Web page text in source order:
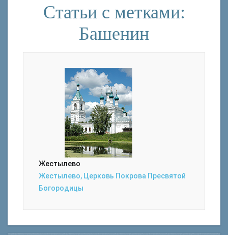
Статьи с метками:
Башенин
Жестылево
Жестылево, Церковь Покрова Пресвятой
Богородицы